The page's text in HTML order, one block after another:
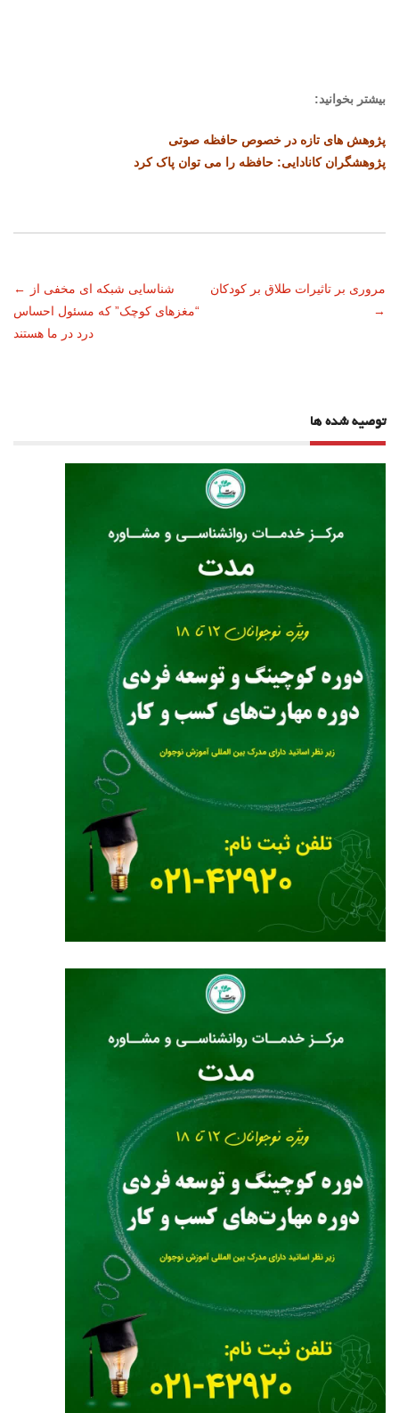
بیشتر بخوانید:
پژوهش های تازه در خصوص حافظه صوتی
پژوهشگران کانادایی: حافظه را می توان پاک کرد
ناوبری
←
شناسایی شبکه ای مخفی از
“مغزهای کوچک” که مسئول احساس
درد در ما هستند
مروری بر تاثیرات طلاق بر کودکان
→
توصیه شده ها